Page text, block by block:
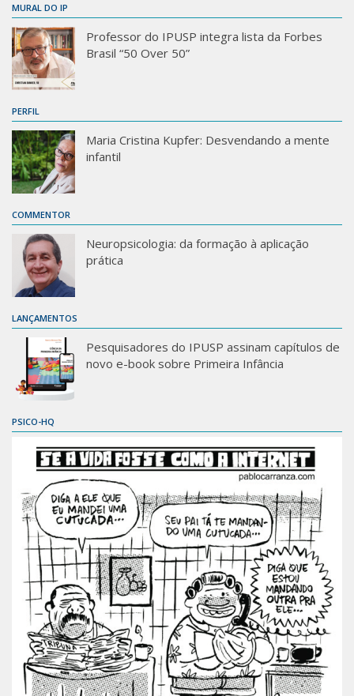
MURAL DO IP
Professor do IPUSP integra lista da Forbes
Brasil “50 Over 50”
PERFIL
Maria Cristina Kupfer: Desvendando a mente
infantil
COMMENTOR
Neuropsicologia: da formação à aplicação
prática
LANÇAMENTOS
Pesquisadores do IPUSP assinam capítulos de
novo e-book sobre Primeira Infância
PSICO-HQ